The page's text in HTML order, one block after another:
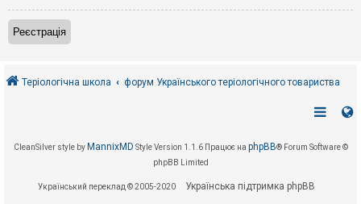
А
к
т
и
і
Реєстрація
Теріологічна школа форум Українського теріологічного товариства
CleanSilver style by MannixMD Style Version 1.1.6 Працює на phpBB® Forum Software ©
phpBB Limited
Український переклад © 2005-2020 Українська підтримка phpBB